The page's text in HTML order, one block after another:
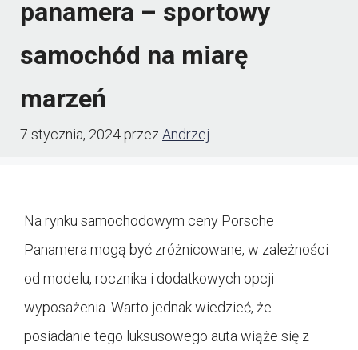
panamera – sportowy
samochód na miarę
marzeń
7 stycznia, 2024przezAndrzej
Na rynku samochodowym ceny Porsche
Panamera mogą być zróżnicowane, w zależności
od modelu, rocznika i dodatkowych opcji
wyposażenia. Warto jednak wiedzieć, że
posiadanie tego luksusowego auta wiąże się z